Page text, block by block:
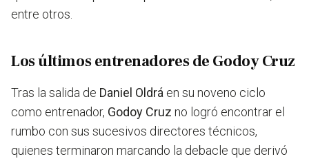
entre otros.
Los últimos entrenadores de Godoy Cruz
Tras la salida de Daniel Oldrá en su noveno ciclo
como entrenador, Godoy Cruz no logró encontrar el
rumbo con sus sucesivos directores técnicos,
quienes terminaron marcando la debacle que derivó